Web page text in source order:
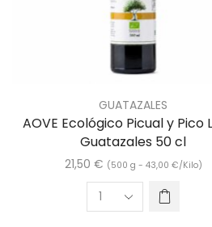
GUATAZALES
AOVE Ecológico Picual y Pico
Guatazales 50 cl
21,50 € (500 g - 43,00 €/Kilo)